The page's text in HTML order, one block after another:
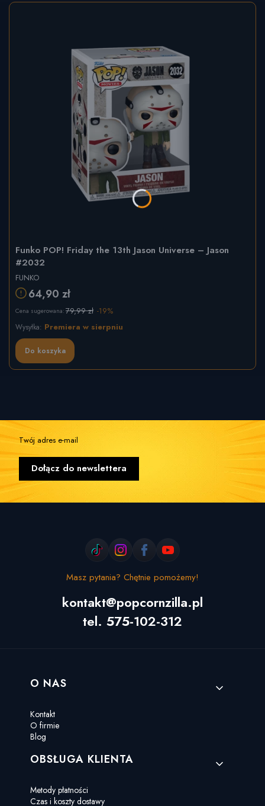
Funko POP! Friday the 13th Jason Universe – Jason
#2032
FUNKO
64,90 zł
Cena sugerowana: 79,99 zł -19%
Do koszyka
Wysyłka: Premiera w sierpniu
Twój adres e-mail
Dołącz do newslettera
Masz pytania? Chętnie pomożemy!
kontakt@popcornzilla.pl
tel. 575-102-312
Linki w stopce
O NAS
Kontakt
O firmie
Blog
OBSŁUGA KLIENTA
Metody płatności
Czas i koszty dostawy